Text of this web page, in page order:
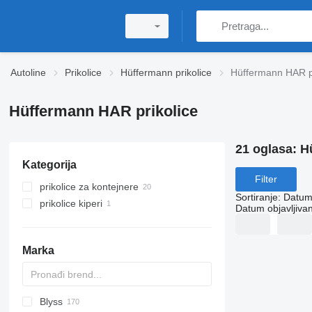
Autoline Prikolice Hüffermann prikolice Hüffermann HAR
Hüffermann HAR prikolice
Kategorija
prikolice za kontejnere
prikolice kiperi
Marka
PA
HTS
GTB
PS
22
Brevis
Blyss
21 oglasa:
Filter
Sortiranje:
Datum